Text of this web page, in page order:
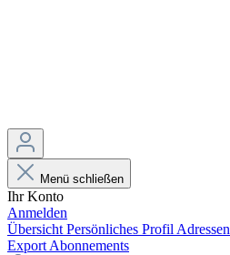
Menü schließen
Ihr Konto
Anmelden
Übersicht Persönliches Profil Adressen
Export Abonnements